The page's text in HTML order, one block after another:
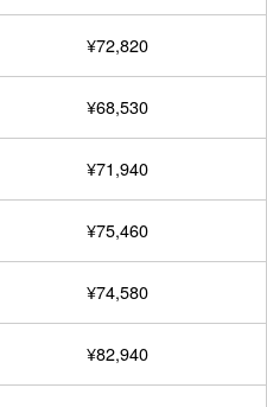
¥72,820
¥68,530
¥71,940
¥75,460
¥74,580
¥82,940